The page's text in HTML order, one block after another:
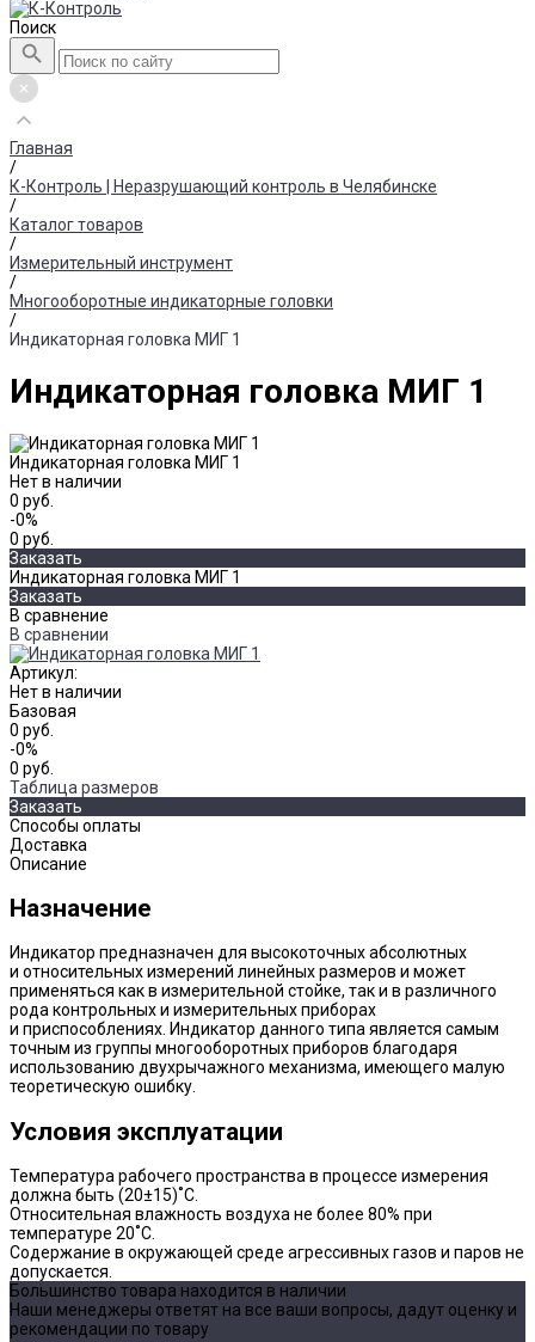
Поиск
Главная
/
К-Контроль | Неразрушающий контроль в Челябинске
/
Каталог товаров
/
Измерительный инструмент
/
Многооборотные индикаторные головки
/
Индикаторная головка МИГ 1
Индикаторная головка МИГ 1
Индикаторная головка МИГ 1
Нет в наличии
0 руб.
-0%
0 руб.
Заказать
Индикаторная головка МИГ 1
Заказать
В сравнение
В сравнении
Артикул:
Нет в наличии
Базовая
0 руб.
-0%
0 руб.
Таблица размеров
Заказать
Способы оплаты
Доставка
Описание
Назначение
Индикатор предназначен для высокоточных абсолютных
и относительных измерений линейных размеров и может
применяться как в измерительной стойке, так и в различного
рода контрольных и измерительных приборах
и приспособлениях. Индикатор данного типа является самым
точным из группы многооборотных приборов благодаря
использованию двухрычажного механизма, имеющего малую
теоретическую ошибку.
Условия эксплуатации
Температура рабочего пространства в процессе измерения
должна быть (20±15)˚С.
Относительная влажность воздуха не более 80% при
температуре 20˚С.
Содержание в окружающей среде агрессивных газов и паров не
допускается.
Большинство товара находится в наличии
Наши менеджеры ответят на все ваши вопросы, дадут оценку и
рекомендации по товару